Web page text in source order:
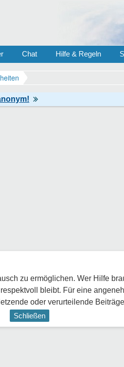
Chat Hilfe & Regeln
zu ermöglichen. Wer Hilfe
bleibt. Für eine
oder verurteilende
Schließen